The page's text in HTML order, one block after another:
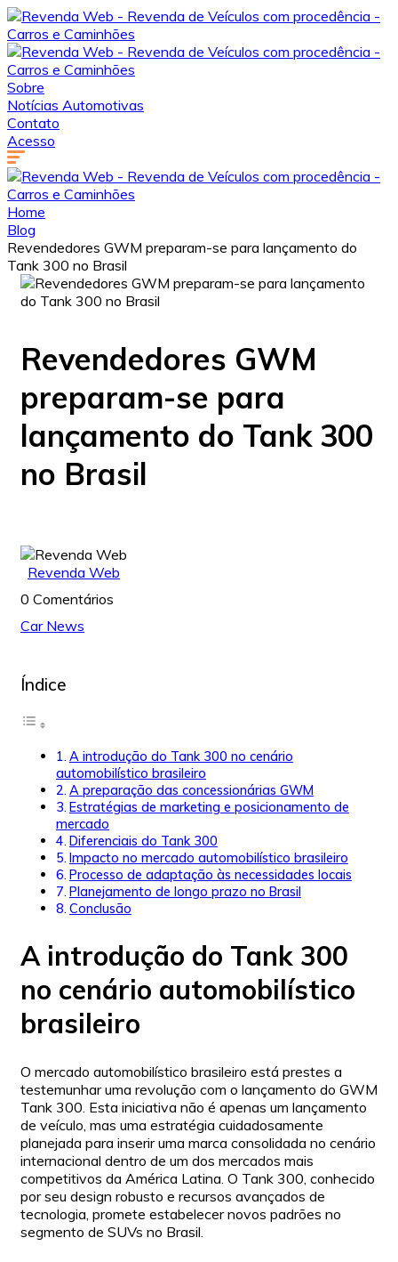
Sobre
Notícias Automotivas
Contato
Acesso
Home
Blog
Revendedores GWM preparam-se para lançamento do
Tank 300 no Brasil
Revendedores GWM
preparam-se para
lançamento do Tank 300
no Brasil
Revenda Web
0 Comentários
Car News
Índice
A introdução do Tank 300 no cenário
automobilístico brasileiro
A preparação das concessionárias GWM
Estratégias de marketing e posicionamento de
mercado
Diferenciais do Tank 300
Impacto no mercado automobilístico brasileiro
Processo de adaptação às necessidades locais
Planejamento de longo prazo no Brasil
Conclusão
A introdução do Tank 300
no cenário automobilístico
brasileiro
O mercado automobilístico brasileiro está prestes a
testemunhar uma revolução com o lançamento do GWM
Tank 300. Esta iniciativa não é apenas um lançamento
de veículo, mas uma estratégia cuidadosamente
planejada para inserir uma marca consolidada no cenário
internacional dentro de um dos mercados mais
competitivos da América Latina. O Tank 300, conhecido
por seu design robusto e recursos avançados de
tecnologia, promete estabelecer novos padrões no
segmento de SUVs no Brasil.